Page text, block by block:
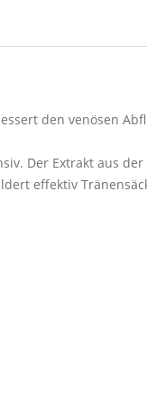
den venösen
Der Extrakt aus der
effektiv